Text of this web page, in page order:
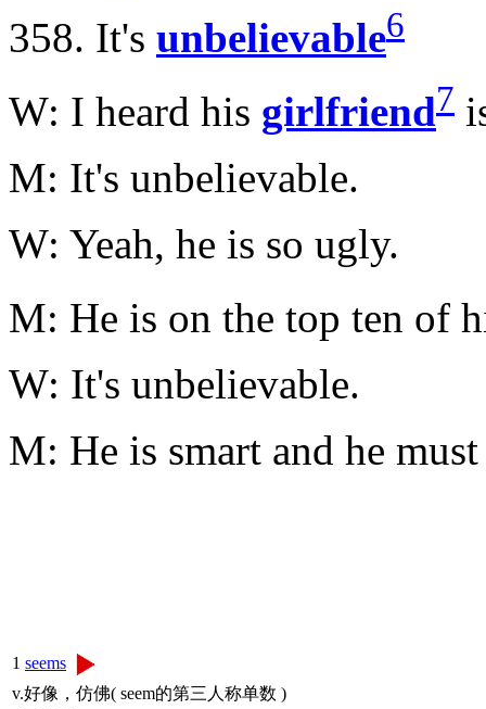
358. It's unbelievable6
W: I heard his girlfriend7
M: It's unbelievable.
W: Yeah, he is so ugly.
M: He is on the top ten of
W: It's unbelievable.
M: He is smart and he
1 seems
v.好像，仿佛( seem的第三人称单数 )